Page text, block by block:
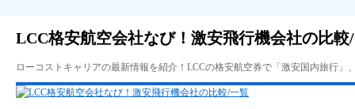
LCC格安航空会社なび！激安飛行機会社の比較
ローコストキャリアの最新情報を紹介！LCCの格安航空券で「激安国内旅行